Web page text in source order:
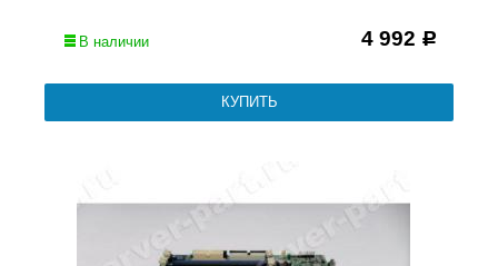
В наличии 4 992 Р